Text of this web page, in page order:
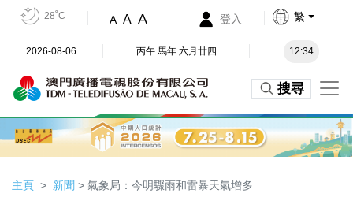
28˚C A A A 登入 繁
2026-08-06 丙午 馬年 六月廿四 12:34
搜尋
主頁 新聞 > 氣象局：今明驟雨和雷暴天氣增多